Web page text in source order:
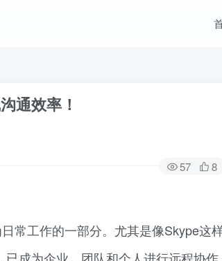
通效率！
57 8
常工作的一部分。尤其是像Skype这